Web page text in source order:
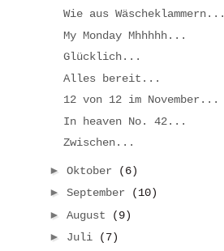
Wie aus Wäscheklammern...
My Monday Mhhhhh...
Glücklich...
Alles bereit...
12 von 12 im November...
In heaven No. 42...
Zwischen...
► Oktober
(6)
► September
(10)
► August
(9)
► Juli
(7)